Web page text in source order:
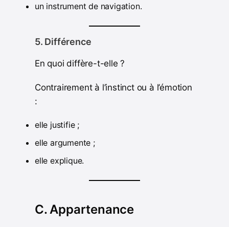
un instrument de navigation.
5. Différence
En quoi diffère-t-elle ?
Contrairement à l’instinct ou à l’émotion
:
elle justifie ;
elle argumente ;
elle explique.
C. Appartenance